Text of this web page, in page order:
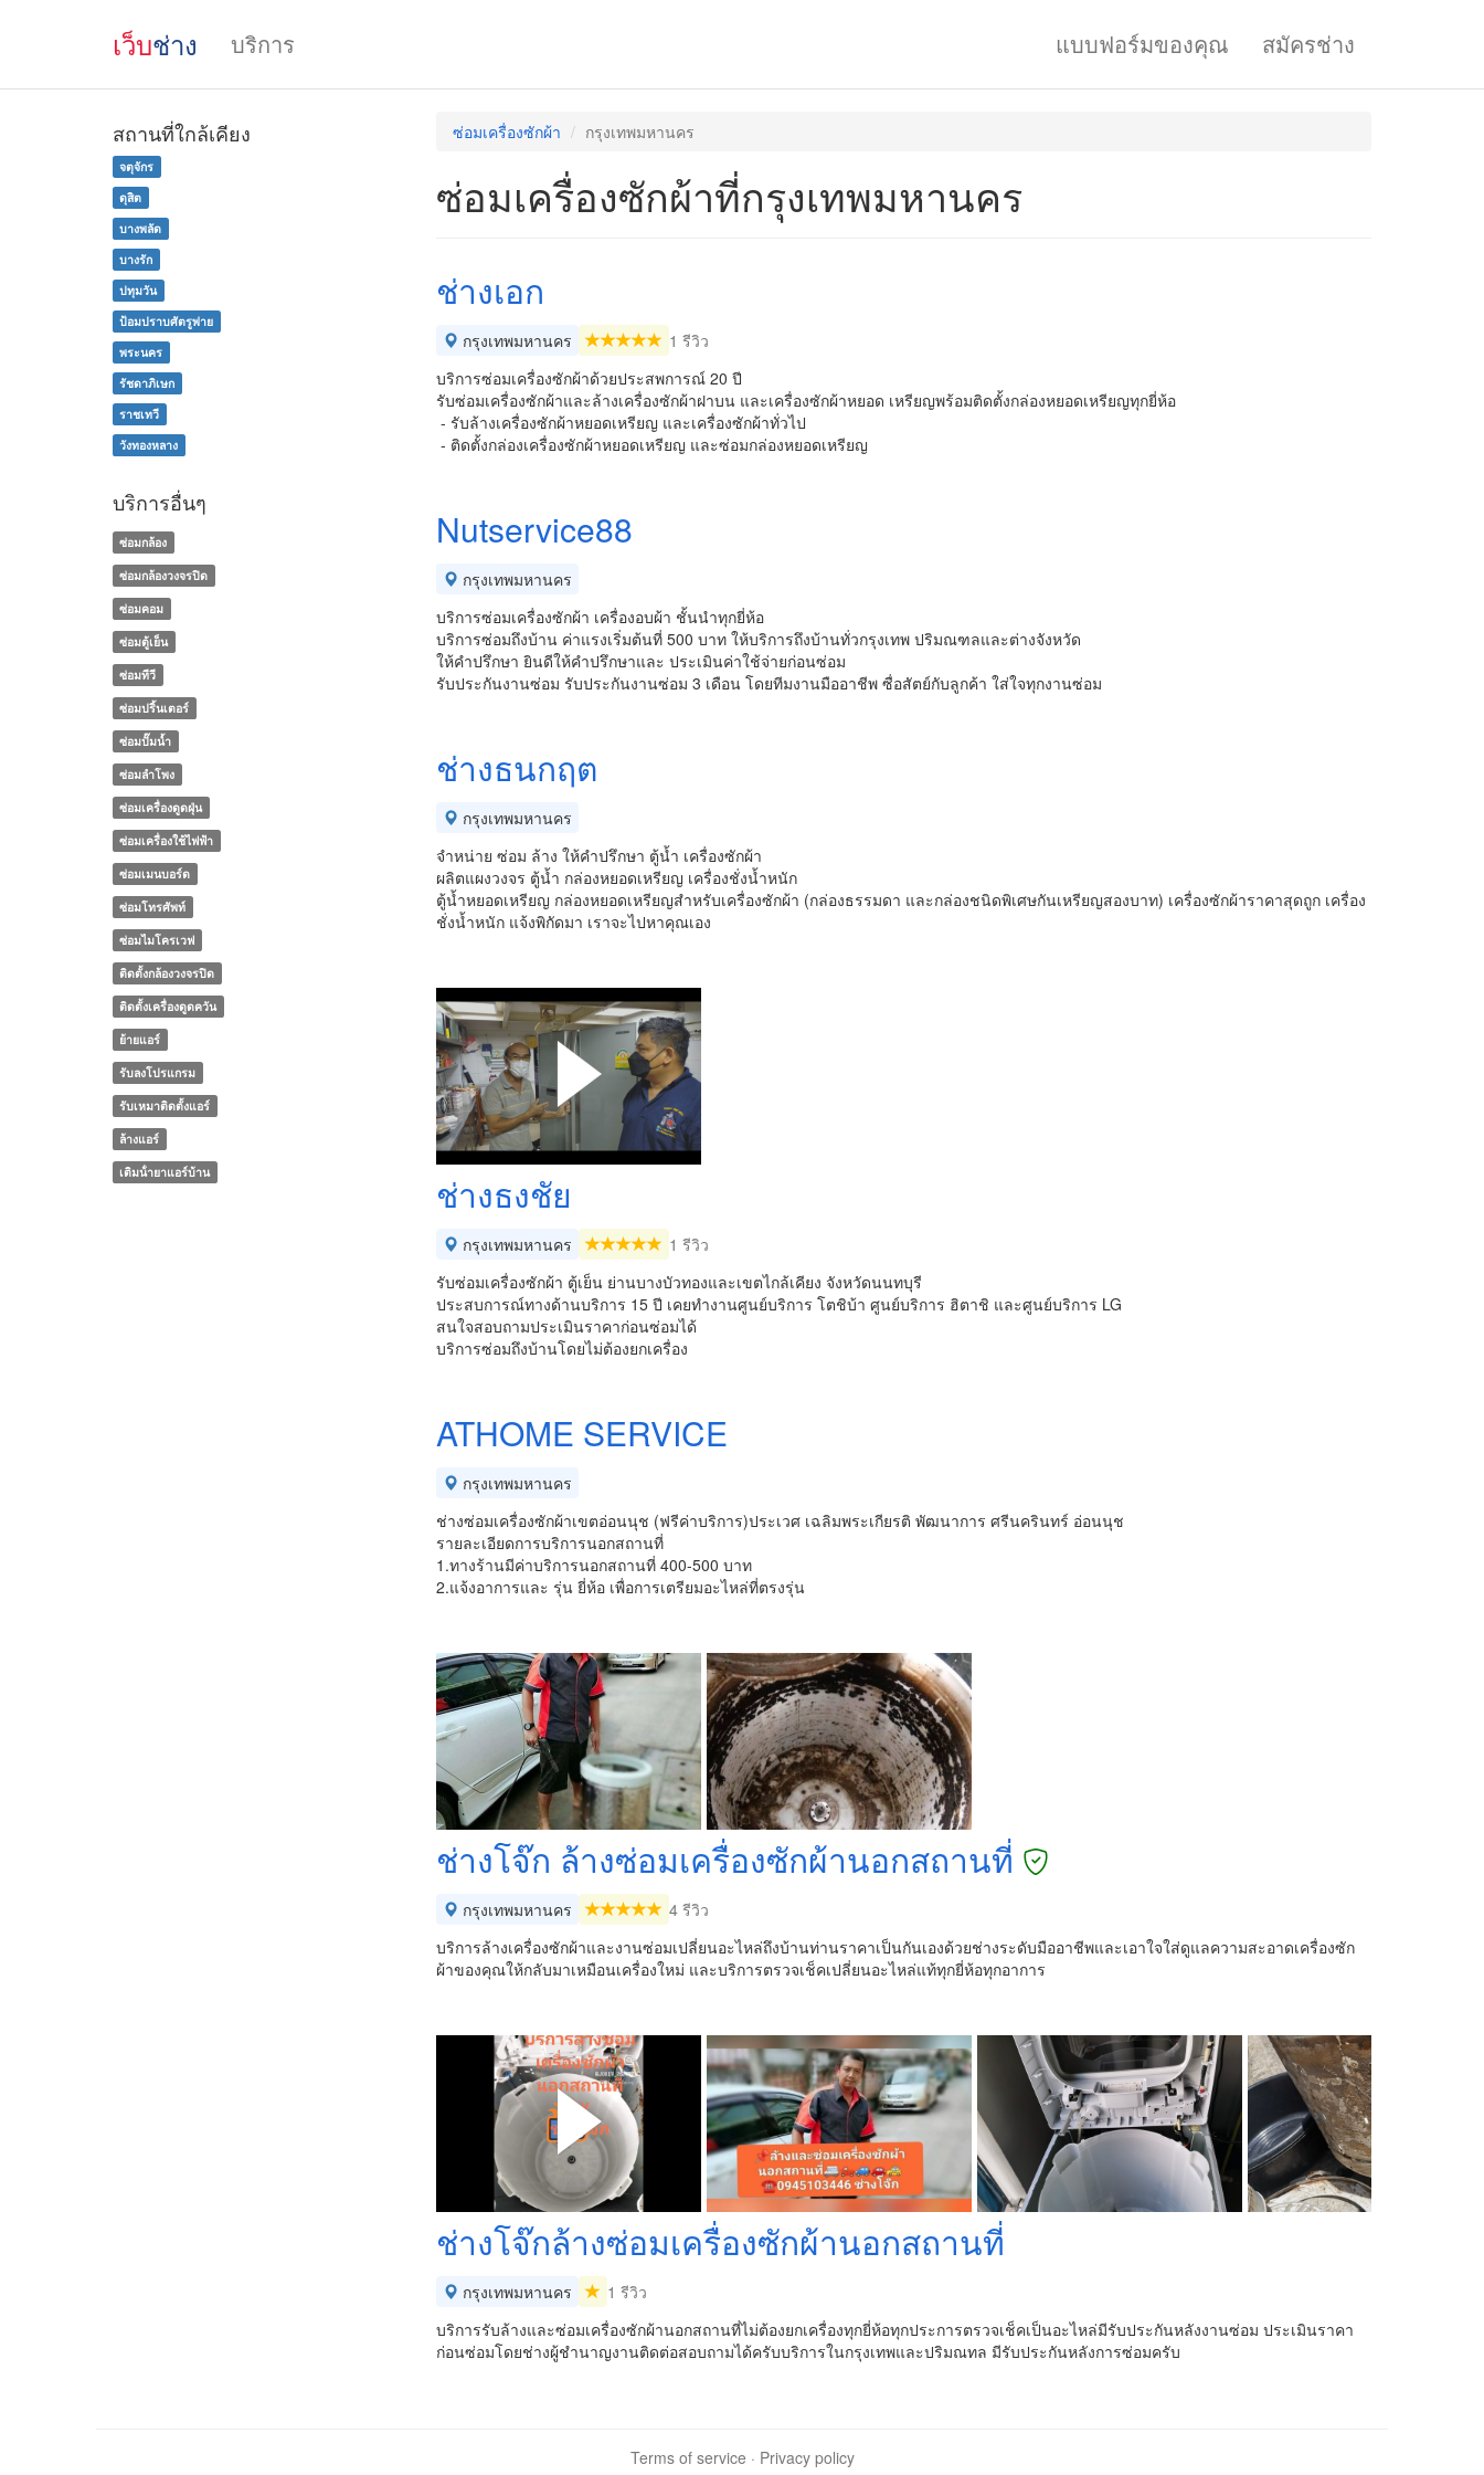
เว็บช่าง บริการ แบบฟอร์มของคุณ สมัครช่าง
ซ่อมเครื่องซักผ้า กรุงเทพมหานคร
ซ่อมเครื่องซักผ้าที่กรุงเทพมหานคร
ช่างเอก
กรุงเทพมหานคร
1 รีวิว
บริการซ่อมเครื่องซักผ้าด้วยประสพการณ์ 20 ปี
รับซ่อมเครื่องซักผ้าและล้างเครื่องซักผ้าฝาบน และเครื่องซักผ้าหยอด เหรียญพร้อมติดตั้งกล่องหยอดเหรียญทุกยี่ห้อ
- รับล้างเครื่องซักผ้าหยอดเหรียญ และเครื่องซักผ้าทั่วไป
- ติดตั้งกล่องเครื่องซักผ้าหยอดเหรียญ และซ่อมกล่องหยอดเหรียญ
Nutservice88
กรุงเทพมหานคร
บริการซ่อมเครื่องซักผ้า เครื่องอบผ้า ชั้นนำทุกยี่ห้อ
บริการซ่อมถึงบ้าน ค่าแรงเริ่มต้นที่ 500 บาท ให้บริการถึงบ้านทั่วกรุงเทพ ปริมณฑลและต่างจังหวัด
ให้คำปรึกษา ยินดีให้คำปรึกษาและ ประเมินค่าใช้จ่ายก่อนซ่อม
รับประกันงานซ่อม รับประกันงานซ่อม 3 เดือน โดยทีมงานมืออาชีพ ซื่อสัตย์กับลูกค้า ใส่ใจทุกงานซ่อม
ช่างธนกฤต
กรุงเทพมหานคร
จำหน่าย ซ่อม ล้าง ให้คำปรึกษา ตู้น้ำ เครื่องซักผ้า
ผลิตแผงวงจร ตู้น้ำ กล่องหยอดเหรียญ เครื่องชั่งน้ำหนัก
ตู้น้ำหยอดเหรียญ กล่องหยอดเหรียญสำหรับเครื่องซักผ้า (กล่องธรรมดา และกล่องชนิดพิเศษกันเหรียญสองบาท) เครื่องซักผ้าราคาสุดถูก เครื่อง
ชั่งน้ำหนัก แจ้งพิกัดมา เราจะไปหาคุณเอง
ช่างธงชัย
กรุงเทพมหานคร
1 รีวิว
รับซ่อมเครื่องซักผ้า ตู้เย็น ย่านบางบัวทองและเขตไกล้เคียง จังหวัดนนทบุรี
ประสบการณ์ทางด้านบริการ 15 ปี เคยทำงานศูนย์บริการ โตชิบ้า ศูนย์บริการ ฮิตาชิ และศูนย์บริการ LG
สนใจสอบถามประเมินราคาก่อนซ่อมได้
บริการซ่อมถึงบ้านโดยไม่ต้องยกเครื่อง
ATHOME SERVICE
กรุงเทพมหานคร
ช่างซ่อมเครื่องซักผ้าเขตอ่อนนุช (ฟรีค่าบริการ)ประเวศ เฉลิมพระเกียรติ พัฒนาการ ศรีนครินทร์ อ่อนนุช
รายละเอียดการบริการนอกสถานที่
1.ทางร้านมีค่าบริการนอกสถานที่ 400-500 บาท
2.แจ้งอาการและ รุ่น ยี่ห้อ เพื่อการเตรียมอะไหล่ที่ตรงรุ่น
ช่างโจ๊ก ล้างซ่อมเครื่องซักผ้านอกสถานที่
กรุงเทพมหานคร
4 รีวิว
บริการ​ล้าง​เครื่อง​ซักผ้า​และ​งาน​ซ่อม​เปลี่ยน​อะไหล่​ถึงบ้านท่านราคาเป็นกันเอง​ด้วยช่างระดับ​มืออาชีพ​และเอาใจใส่​ดูแล​ความสะอาด​เครื่อง​ซัก
ผ้า​ของคุณให้กลับมาเหมือนเครื่องใหม่ และบริการตรวจเช็คเปลี่ยนอะไหล่แท้ทุกยี่ห้อทุกอาการ
ช่าง​โจ๊กล้างซ่อมเครื่องซักผ้านอกสถานที่
กรุงเทพมหานคร
1 รีวิว
บริการรับล้างและซ่อมเครื่องซักผ้านอกสถานที่ไม่ต้องยกเครื่องทุกยี่ห้อทุกประการตรวจเช็คเป็นอะไหล่มีรับประกันหลังงานซ่อม ประเมินราคา
ก่อนซ่อมโดยช่างผู้ชำนาญงานติดต่อสอบถามได้ครับบริการในกรุงเทพและปริมณทล มีรับประกัน​หลัง​การ​ซ่อม​ครับ
สถานที่ใกล้เคียง
จตุจักร
ดุสิต
บางพลัด
บางรัก
ปทุมวัน
ป้อมปราบศัตรูพ่าย
พระนคร
รัชดาภิเษก
ราชเทวี
วังทองหลาง
บริการอื่นๆ
ซ่อมกล้อง
ซ่อมกล้องวงจรปิด
ซ่อมคอม
ซ่อมตู้เย็น
ซ่อมทีวี
ซ่อมปริ้นเตอร์
ซ่อมปั๊มน้ำ
ซ่อมลำโพง
ซ่อมเครื่องดูดฝุ่น
ซ่อมเครื่องใช้ไฟฟ้า
ซ่อมเมนบอร์ด
ซ่อมโทรศัพท์
ซ่อมไมโครเวฟ
ติดตั้งกล้องวงจรปิด
ติดตั้งเครื่องดูดควัน
ย้ายแอร์
รับลงโปรแกรม
รับเหมาติดตั้งแอร์
ล้างแอร์
เติมน้ํายาแอร์บ้าน
Terms of service · Privacy policy